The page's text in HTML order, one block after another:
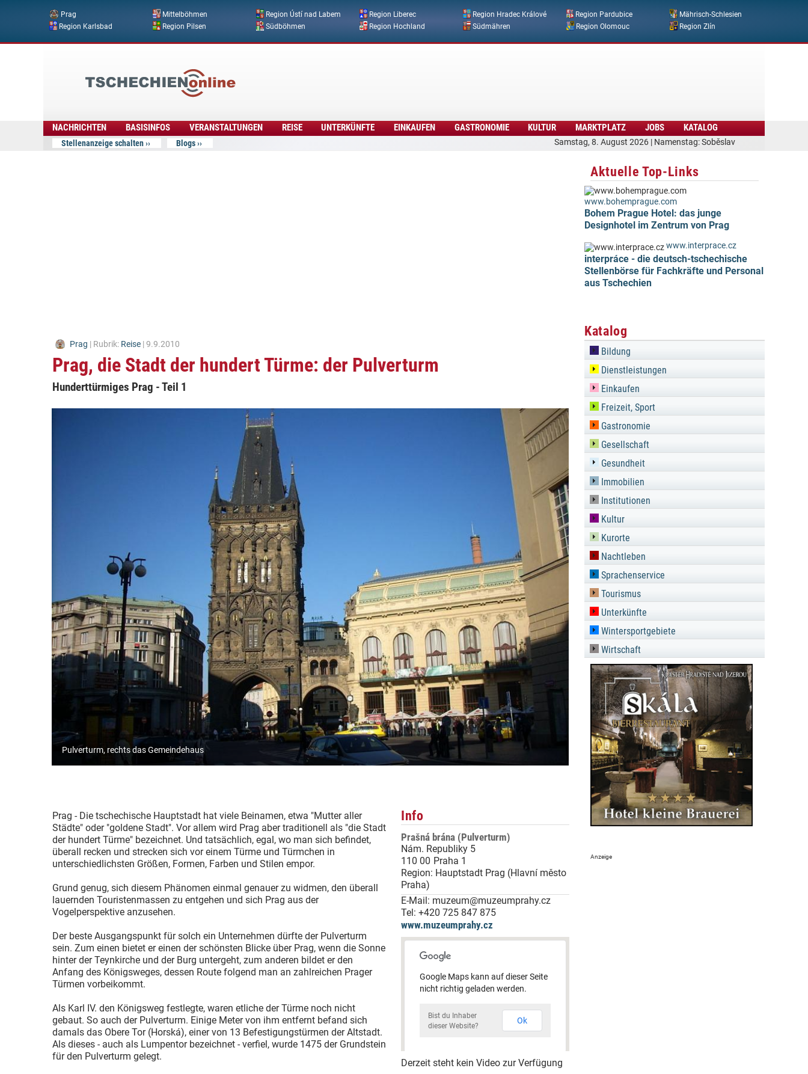
Direkt zum Inhalt
Prag Mittelböhmen Region Ústí nad Labem Region Liberec Region Hradec Králové Region Pardubice
Mährisch-Schlesien
Region Karlsbad
Region Pilsen Südböhmen Region Hochland Südmähren Region Olomouc Region Zlín
Samstag, 8. August 2026 | Namenstag: Soběslav
Online
NACHRICHTEN BASISINFOS VERANSTALTUNGEN REISE UNTERKÜNFTE EINKAUFEN GASTRONOMIE KULTUR MARKTPLATZ JOBS KATALOG
Stellenanzeige schalten Blogs
Aktuelle Top-Links
www.bohemprague.com
Bohem Prague Hotel: das junge
Designhotel im Zentrum von Prag
www.interprace.cz
interpráce - die deutsch-tschechische
Stellenbörse für Fachkräfte und Personal
aus Tschechien
Katalog
Bildung
Dienstleistungen
Einkaufen
Freizeit, Sport
Gastronomie
Gesellschaft
Gesundheit
Immobilien
Institutionen
Kultur
Kurorte
Nachtleben
Sprachenservice
Tourismus
Unterkünfte
Wintersportgebiete
Wirtschaft
Prag | Rubrik: Reise | 9.9.2010
Prag, die Stadt der hundert Türme: der Pulverturm
Hunderttürmiges Prag - Teil 1
Pulverturm, rechts das Gemeindehaus
Prag - Die tschechische Hauptstadt hat viele Beinamen, etwa "Mutter aller
Städte" oder "goldene Stadt". Vor allem wird Prag aber traditionell als "die Stadt
der hundert Türme" bezeichnet. Und tatsächlich, egal, wo man sich befindet,
überall recken und strecken sich vor einem Türme und Türmchen in
unterschiedlichsten Größen, Formen, Farben und Stilen empor.
Grund genug, sich diesem Phänomen einmal genauer zu widmen, den überall
lauernden Touristenmassen zu entgehen und sich Prag aus der
Vogelperspektive anzusehen.
Der beste Ausgangspunkt für solch ein Unternehmen dürfte der Pulverturm
sein. Zum einen bietet er einen der schönsten Blicke über Prag, wenn die Sonne
hinter der Teynkirche und der Burg untergeht, zum anderen bildet er den
Anfang des Königsweges, dessen Route folgend man an zahlreichen Prager
Türmen vorbeikommt.
Als Karl IV. den Königsweg festlegte, waren etliche der Türme noch nicht
gebaut. So auch der Pulverturm. Einige Meter von ihm entfernt befand sich
damals das Obere Tor (Horská), einer von 13 Befestigungstürmen der Altstadt.
Als dieses - auch als Lumpentor bezeichnet - verfiel, wurde 1475 der Grundstein
für den Pulverturm gelegt.
Info
Prašná brána (Pulverturm)
Nám. Republiky 5
110 00 Praha 1
Region: Hauptstadt Prag (Hlavní město
Praha)
E-Mail: muzeum@muzeumprahy.cz
Tel: +420 725 847 875
www.muzeumprahy.cz
Google Maps kann auf dieser Seite
nicht richtig geladen werden.
Bist du Inhaber
dieser Website?
Ok
Derzeit steht kein Video zur Verfügung